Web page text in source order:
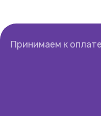
Принимаем к